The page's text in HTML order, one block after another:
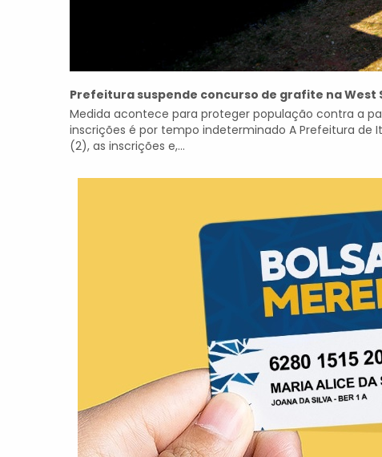
Prefeitura suspende concurso de grafite na West
Medida acontece para proteger população contra a
inscrições é por tempo indeterminado A Prefeitura
(2), as inscrições e,...